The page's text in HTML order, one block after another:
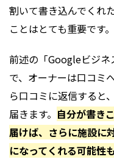
割いて書き込んでくれ
ことはとても重要です。
前述の「Googleビジネ
で、オーナーは口コミ
ら口コミに返信すると
届きます。 自分が書き
届けば、さらに施設に
になってくれる可能性